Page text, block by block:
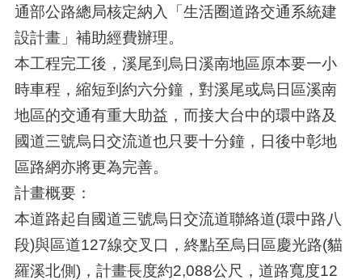
通部公路總局核定納入「生活圈道路交通系統建
設計畫」補助經費辦理。
本工程完工後，溪尾到烏日溪南地區原本要一小
時車程，縮短到約六分鐘，對溪尾或烏日區溪南
地區的交通有重大助益，而接大台中的環中路及
國道三號烏日交流道也只要十分鐘，日後中彰地
區路網亦將更為完善。
計畫概要：
本道路起自國道三號烏日交流道聯絡道(環中路八
段)與區道127線交叉口，終點至烏日區慶光路(貓
羅溪北側)，計畫長度約2,088公尺，道路寬度12